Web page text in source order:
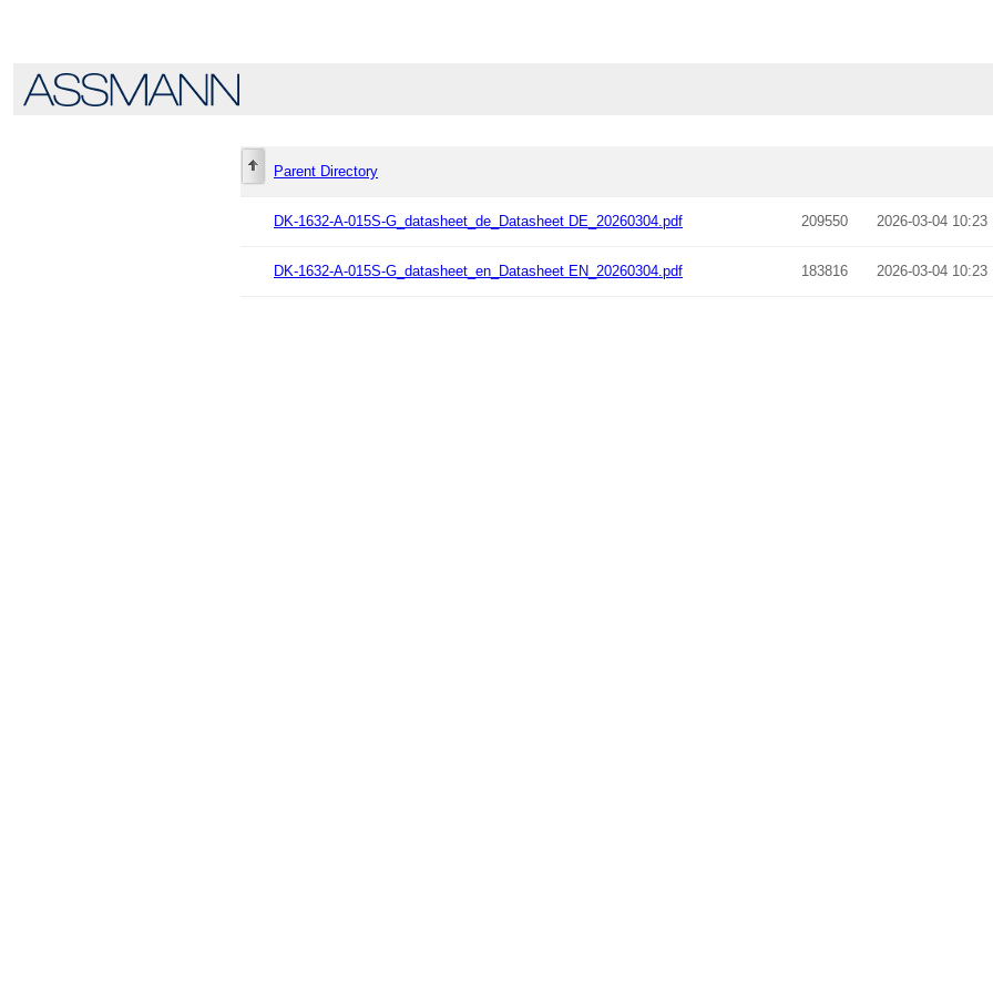
Parent Directory
DK-1632-A-015S-G_datasheet_de_Datasheet DE_20260304.pdf 209550 2026-03-04 10:23
DK-1632-A-015S-G_datasheet_en_Datasheet EN_20260304.pdf 183816 2026-03-04 10:23